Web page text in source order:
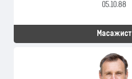
05.10.88
Масажист